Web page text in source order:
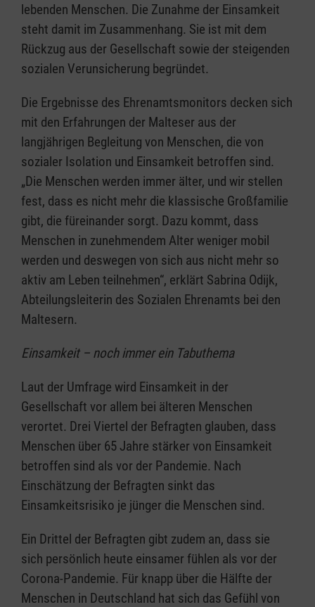
lebenden Menschen. Die Zunahme der Einsamkeit
steht damit im Zusammenhang. Sie ist mit dem
Rückzug aus der Gesellschaft sowie der steigenden
sozialen Verunsicherung begründet.
Die Ergebnisse des Ehrenamtsmonitors decken sich
mit den Erfahrungen der Malteser aus der
langjährigen Begleitung von Menschen, die von
sozialer Isolation und Einsamkeit betroffen sind.
„Die Menschen werden immer älter, und wir stellen
fest, dass es nicht mehr die klassische Großfamilie
gibt, die füreinander sorgt. Dazu kommt, dass
Menschen in zunehmendem Alter weniger mobil
werden und deswegen von sich aus nicht mehr so
aktiv am Leben teilnehmen“, erklärt Sabrina Odijk,
Abteilungsleiterin des Sozialen Ehrenamts bei den
Maltesern.
Einsamkeit – noch immer ein Tabuthema
Laut der Umfrage wird Einsamkeit in der
Gesellschaft vor allem bei älteren Menschen
verortet. Drei Viertel der Befragten glauben, dass
Menschen über 65 Jahre stärker von Einsamkeit
betroffen sind als vor der Pandemie. Nach
Einschätzung der Befragten sinkt das
Einsamkeitsrisiko je jünger die Menschen sind.
Ein Drittel der Befragten gibt zudem an, dass sie
sich persönlich heute einsamer fühlen als vor der
Corona-Pandemie. Für knapp über die Hälfte der
Menschen in Deutschland hat sich das Gefühl von